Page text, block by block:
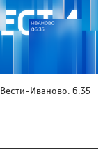
Вести-Иваново. 6:35